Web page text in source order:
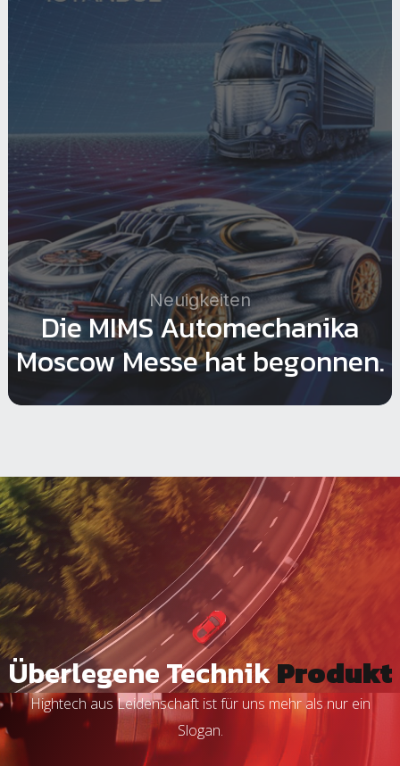
Neuigkeiten
Die MIMS Automechanika
Moscow Messe hat begonnen.
Überlegene TechnikProdukt
Hightech aus Leidenschaft ist für uns mehr als nur ein
Slogan.